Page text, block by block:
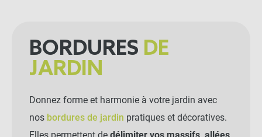
BORDURES DE
JARDIN
Donnez forme et harmonie à votre jardin avec
nos bordures de jardin pratiques et décoratives.